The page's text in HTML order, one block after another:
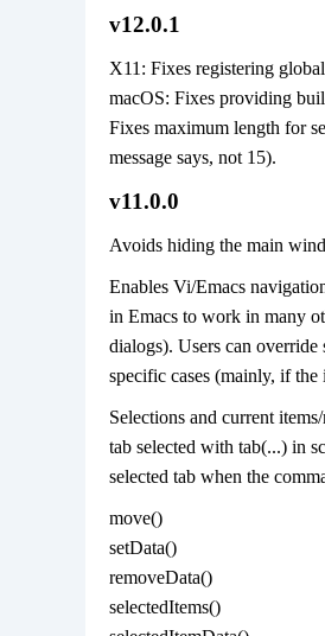
v12.0.1
X11: Fixes registering
macOS: Fixes providing
Fixes maximum length for
message says, not 15).
v11.0.0
Avoids hiding the main
Enables Vi/Emacs
in Emacs to work in many
dialogs). Users can override
specific cases (mainly, if
Selections and current
tab selected with tab(...) in
selected tab when the
move()
setData()
removeData()
selectedItems()